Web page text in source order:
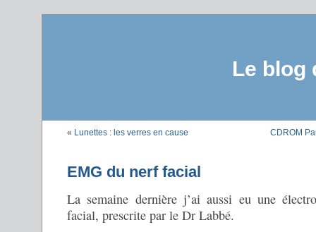
Le blog
« Lunettes : les verres en cause CDROM
EMG du nerf facial
La semaine dernière j’ai aussi eu une
facial, prescrite par le Dr Labbé.